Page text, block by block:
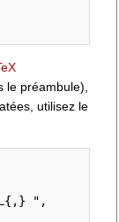
le préambule),
utilisez le